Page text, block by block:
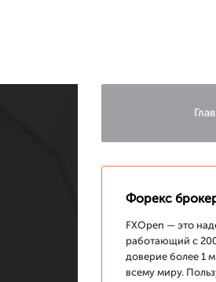
Форекс
FXOpen — это
работающий с
доверие более 1
всему миру.